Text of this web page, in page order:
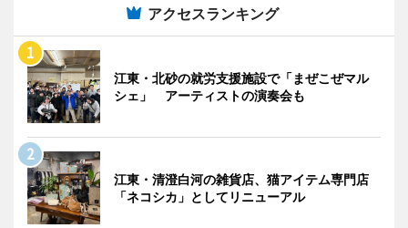
アクセスランキング
江東・北砂の就労支援施設で「まぜこぜマル
シェ」 アーティストの演奏会も
江東・清澄白河の雑貨店、猫アイテム専門店
「ネコシカ」としてリニューアル